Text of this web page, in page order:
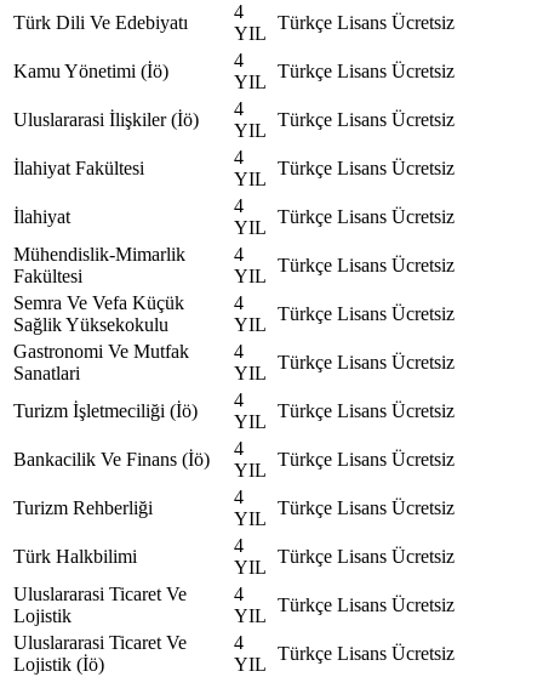
Türk Dili Ve Edebiyatı
4
YIL
Türkçe Lisans Ücretsiz
Kamu Yönetimi (İö)
4
YIL
Türkçe Lisans Ücretsiz
Uluslararasi İlişkiler (İö)
4
YIL
Türkçe Lisans Ücretsiz
İlahiyat Fakültesi
4
YIL
Türkçe Lisans Ücretsiz
İlahiyat
4
YIL
Türkçe Lisans Ücretsiz
Mühendislik-Mimarlik
Fakültesi
4
YIL
Türkçe Lisans Ücretsiz
Semra Ve Vefa Küçük
Sağlik Yüksekokulu
4
YIL
Türkçe Lisans Ücretsiz
Gastronomi Ve Mutfak
Sanatlari
4
YIL
Türkçe Lisans Ücretsiz
Turizm İşletmeciliği (İö)
4
YIL
Türkçe Lisans Ücretsiz
Bankacilik Ve Finans (İö)
4
YIL
Türkçe Lisans Ücretsiz
Turizm Rehberliği
4
YIL
Türkçe Lisans Ücretsiz
Türk Halkbilimi
4
YIL
Türkçe Lisans Ücretsiz
Uluslararasi Ticaret Ve
Lojistik
4
YIL
Türkçe Lisans Ücretsiz
Uluslararasi Ticaret Ve
Lojistik (İö)
4
YIL
Türkçe Lisans Ücretsiz